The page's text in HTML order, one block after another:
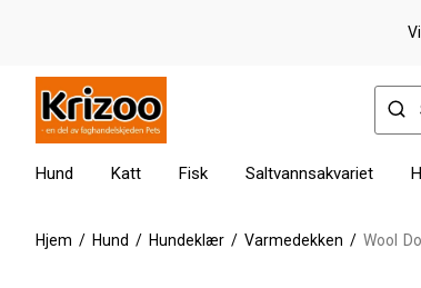
Hund Katt Fisk Saltvannsakvariet
Hjem / Hund / Hundeklær / Varmedekken / Wool